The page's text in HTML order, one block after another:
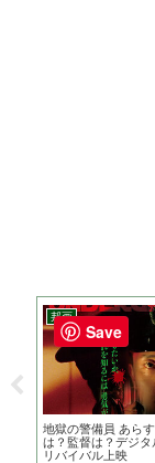
邦画
地獄の警備員 あら
は？監督は？デジタ
リバイバル上映
Save